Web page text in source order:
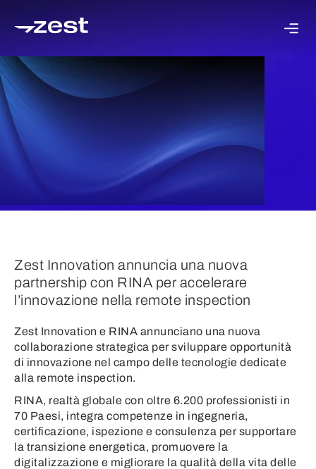
Zest Innovation annuncia una nuova
partnership con RINA per accelerare
l’innovazione nella remote inspection
Zest Innovation e RINA annunciano una nuova
collaborazione strategica per sviluppare opportunità
di innovazione nel campo delle tecnologie dedicate
alla remote inspection.
RINA, realtà globale con oltre 6.200 professionisti in
70 Paesi, integra competenze in ingegneria,
certificazione, ispezione e consulenza per supportare
la transizione energetica, promuovere la
digitalizzazione e migliorare la qualità della vita delle